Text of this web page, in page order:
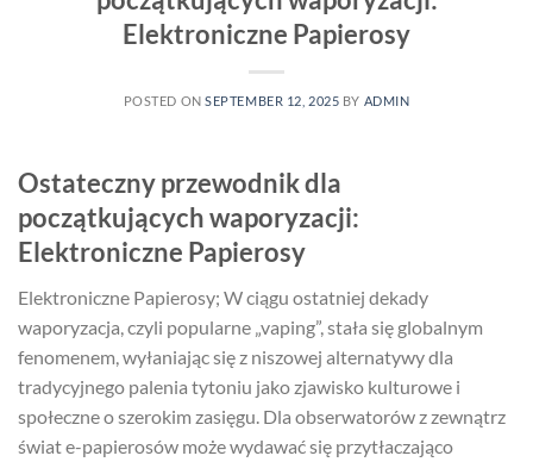
Elektroniczne Papierosy
POSTED ONSEPTEMBER 12, 2025 BY ADMIN
Ostateczny przewodnik dla
początkujących waporyzacji:
Elektroniczne Papierosy
Elektroniczne Papierosy; W ciągu ostatniej dekady
waporyzacja, czyli popularne „vaping”, stała się globalnym
fenomenem, wyłaniając się z niszowej alternatywy dla
tradycyjnego palenia tytoniu jako zjawisko kulturowe i
społeczne o szerokim zasięgu. Dla obserwatorów z zewnątrz
świat e-papierosów może wydawać się przytłaczająco